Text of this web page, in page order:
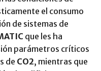
el consumo
de sistemas de
que les ha
parámetros críticos
de CO2, mientras que